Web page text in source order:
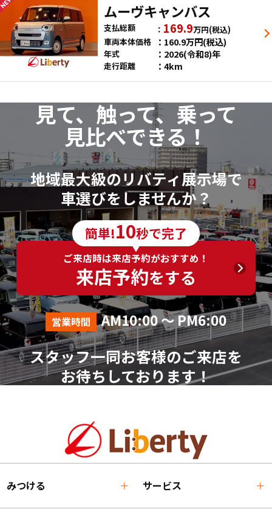
ムーヴキャンバス
支払総額 169.9万円(税込)
車両本体価格
160.9万円(税込)
年式 2026(令和8)年
走行距離 4km
見て、触って、乗って
見比べできる！
地域最大級のリバティ展示場で
車選びをしませんか？
簡単!10秒で完了
ご来店時は来店予約がおすすめ！
来店予約をする
営業時間 AM10:00 ～ PM6:00
スタッフ一同お客様のご来店を
お待ちしております！
みつける サービス